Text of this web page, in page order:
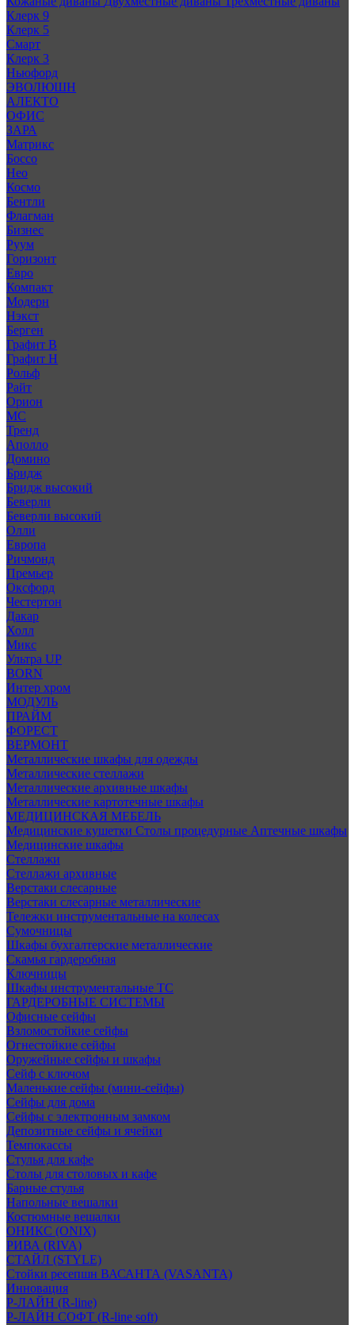
Клерк 9
Клерк 5
Смарт
Клерк 3
Ньюфорд
ЭВОЛЮШН
АЛЕКТО
ОФИС
ЗАРА
Матрикс
Боссо
Нео
Космо
Бентли
Флагман
Бизнес
Руум
Горизонт
Евро
Компакт
Модерн
Нэкст
Берген
Графит В
Графит Н
Рольф
Райт
Орион
МС
Тренд
Аполло
Домино
Бридж
Бридж высокий
Беверли
Беверли высокий
Олли
Европа
Ричмонд
Премьер
Оксфорд
Честертон
Дакар
Холл
Микс
Ультра UP
BORN
Интер хром
МОДУЛЬ
ПРАЙМ
ФОРЕСТ
ВЕРМОНТ
Металлические шкафы для одежды
Металлические стеллажи
Металлические архивные шкафы
Металлические картотечные шкафы
МЕДИЦИНСКАЯ МЕБЕЛЬ
Медицинские кушетки Столы процедурные Аптечные шкафы
Медицинские шкафы
Стеллажи
Стеллажи архивные
Верстаки слесарные
Верстаки слесарные металлические
Тележки инструментальные на колесах
Сумочницы
Шкафы бухгалтерские металлические
Скамья гардеробная
Ключницы
Шкафы инструментальные ТС
ГАРДЕРОБНЫЕ СИСТЕМЫ
Офисные сейфы
Взломостойкие сейфы
Огнестойкие сейфы
Оружейные сейфы и шкафы
Сейф с ключом
Маленькие сейфы (мини-сейфы)
Сейфы для дома
Сейфы с электронным замком
Депозитные сейфы и ячейки
Темпокассы
Стулья для кафе
Столы для столовых и кафе
Барные стулья
Напольные вешалки
Костюмные вешалки
ОНИКС (ONIX)
РИВА (RIVA)
СТАЙЛ (STYLE)
Стойки ресепшн ВАСАНТА (VASANTA)
Инновация
Р-ЛАЙН (R-line)
Р-ЛАЙН СОФТ (R-line soft)